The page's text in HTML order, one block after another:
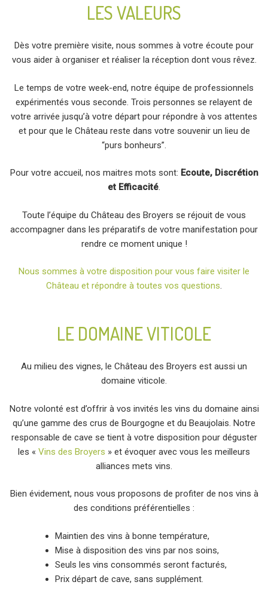
LES VALEURS
Dès votre première visite, nous sommes à votre écoute pour
vous aider à organiser et réaliser la réception dont vous rêvez.
Le temps de votre week-end, notre équipe de professionnels
expérimentés vous seconde. Trois personnes se relayent de
votre arrivée jusqu’à votre départ pour répondre à vos attentes
et pour que le Château reste dans votre souvenir un lieu de
“purs bonheurs”.
Pour votre accueil, nos maitres mots sont: Ecoute, Discrétion
et Efficacité.
Toute l’équipe du Château des Broyers se réjouit de vous
accompagner dans les préparatifs de votre manifestation pour
rendre ce moment unique !
Nous sommes à votre disposition pour vous faire visiter le
Château et répondre à toutes vos questions.
LE DOMAINE VITICOLE
Au milieu des vignes, le Château des Broyers est aussi un
domaine viticole.
Notre volonté est d’offrir à vos invités les vins du domaine ainsi
qu’une gamme des crus de Bourgogne et du Beaujolais. Notre
responsable de cave se tient à votre disposition pour déguster
les « Vins des Broyers » et évoquer avec vous les meilleurs
alliances mets vins.
Bien évidement, nous vous proposons de profiter de nos vins à
des conditions préférentielles :
Maintien des vins à bonne température,
Mise à disposition des vins par nos soins,
Seuls les vins consommés seront facturés,
Prix départ de cave, sans supplément.